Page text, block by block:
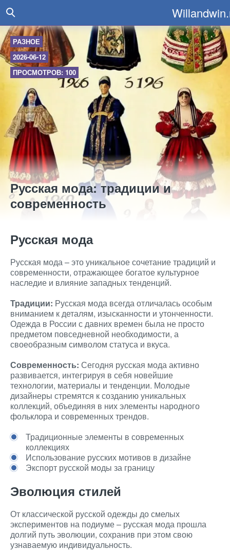
РАЗНОЕ
2026-06-12
ПРОСМОТРОВ: 100
Русская мода: традиции и
современность
Русская мода
Русская мода – это уникальное сочетание традиций и
современности, отражающее богатое культурное
наследие и влияние западных тенденций.
Традиции: Русская мода всегда отличалась особым
вниманием к деталям, изысканности и утонченности.
Одежда в России с давних времен была не просто
предметом повседневной необходимости, а
своеобразным символом статуса и вкуса.
Современность: Сегодня русская мода активно
развивается, интегрируя в себя новейшие
технологии, материалы и тенденции. Молодые
дизайнеры стремятся к созданию уникальных
коллекций, объединяя в них элементы народного
фольклора и современных трендов.
Традиционные элементы в современных
коллекциях
Использование русских мотивов в дизайне
Экспорт русской моды за границу
Эволюция стилей
От классической русской одежды до смелых
экспериментов на подиуме – русская мода прошла
долгий путь эволюции, сохранив при этом свою
узнаваемую индивидуальность.